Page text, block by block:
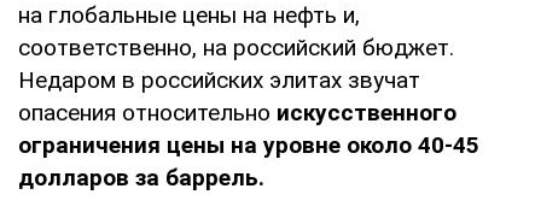
на глобальные цены на нефть и,
соответственно, на российский бюджет.
Недаром в российских элитах звучат
опасения относительно искусственного
ограничения цены на уровне около 40-45
долларов за баррель.